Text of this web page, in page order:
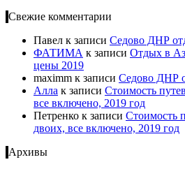
Свежие комментарии
Павел к записи Cедово ДНР
ФАТИМА к записи Отдых в
цены 2019
maximm к записи Cедово ДНР
Алла к записи Стоимость
все включено, 2019 год
Петренко к записи Стоимость
двоих, все включено, 2019 год
Архивы